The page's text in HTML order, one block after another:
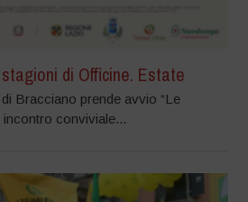
di Officine. Estate
Bracciano prende avvio “Le
incontro conviviale...